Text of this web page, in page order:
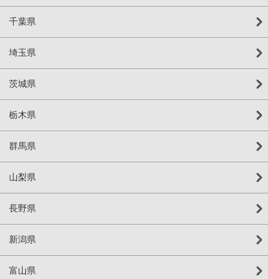
千葉県
埼玉県
茨城県
栃木県
群馬県
山梨県
長野県
新潟県
富山県